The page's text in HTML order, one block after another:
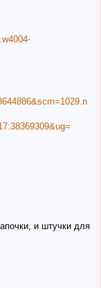
и штучки для